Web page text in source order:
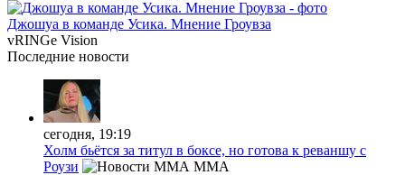
Джошуа в команде Усика. Мнение Гроувза
vRINGe Vision
Последние новости
сегодня, 19:19
Холм бьётся за титул в боксе, но готова к реваншу с
Роузи
MMA